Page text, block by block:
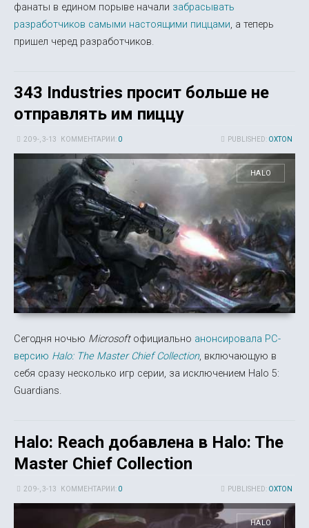
фанаты в едином порыве начали забрасывать
разработчиков самыми настоящими пиццами, а теперь
пришел черед разработчиков.
343 Industries просит больше не
отправлять им пиццу
PUBLISHED: OXTON
20 9-, 3-13 КОММЕНТАРИИ: 0
HALO
Сегодня ночью Microsoft официально анонсировала PC-
версию Halo: The Master Chief Collection, включающую в
себя сразу несколько игр серии, за исключением Halo 5:
Guardians.
Halo: Reach добавлена в Halo: The
Master Chief Collection
PUBLISHED: OXTON
20 9-, 3-13 КОММЕНТАРИИ: 0
HALO